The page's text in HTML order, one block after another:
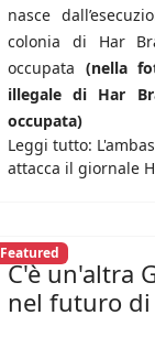
nasce
colonia di Har
occupata (nella
illegale di Har
occupata)
Leggi tutto:
attacca il giornale
Featured
C'è un'altra
nel futuro di